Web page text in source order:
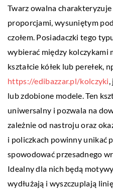
Twarz owalna
proporcjami, wysuniętym
czołem. Posiadaczki tego
wybierać między kolczykami
kształcie kółek lub perełek,
https://edibazzar.pl/kolczyki
lub zdobione modele. Ten
uniwersalny i pozwala na
zależnie od nastroju oraz
i policzkach powinny unikać
spowodować przesadnego
Idealny dla nich będą
wydłużają i wyszczuplają